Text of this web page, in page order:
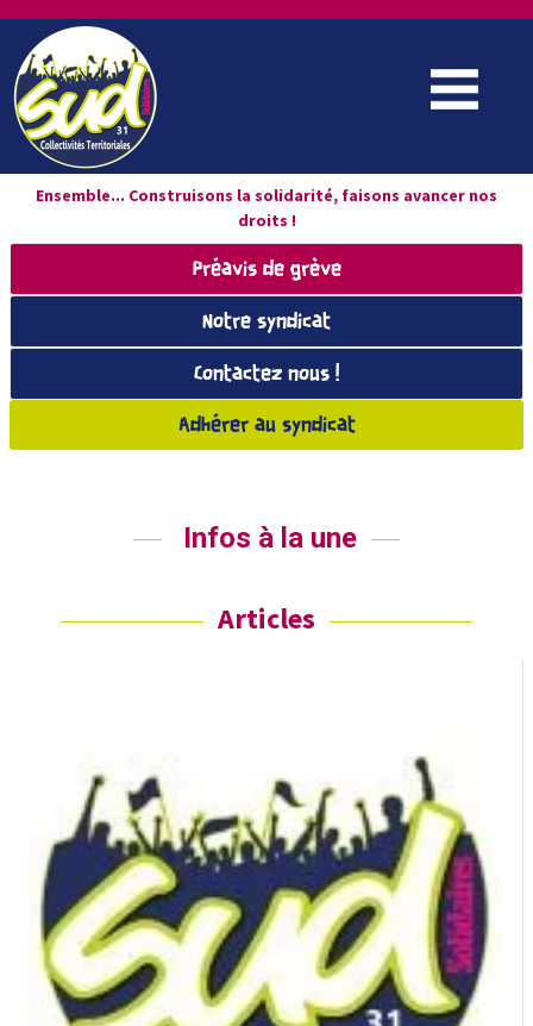
Ensemble... Construisons la solidarité, faisons avancer nos
droits !
Préavis de grève
Notre syndicat
Contactez nous !
Adhérer au syndicat
Infos à la une
Articles